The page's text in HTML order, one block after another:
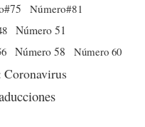
Número#81
Número 51
Número 58
Número 60